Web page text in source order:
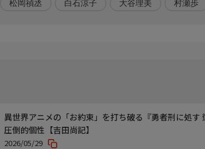
松岡禎丞 白石涼子 大谷理美 村瀬歩
異世界アニメの「お約束」を打ち破る『勇者刑に処
圧倒的個性【吉田尚記】
2026/05/29